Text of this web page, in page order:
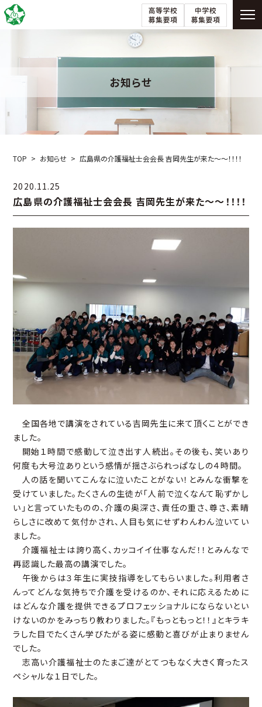
お知らせ
TOP お知らせ 広島県の介護福祉士会会長 吉岡先生が来た～～！！！！
2020.11.25
広島県の介護福祉士会会長 吉岡先生が来た～～！！！！
全国各地で講演をされている吉岡先生に来て頂くことができ
ました。
開始１時間で感動して泣き出す人続出。その後も、笑いあり
何度も大号泣ありという感情が揺さぶられっぱなしの４時間。
人の話を聞いてこんなに泣いたことがない！とみんな衝撃を
受けていました。たくさんの生徒が「人前で泣くなんて恥ずかし
い」と言っていたものの、介護の奥深さ、責任の重さ、尊さ、素晴
らしさに改めて気付かされ、人目も気にせずわんわん泣いてい
ました。
介護福祉士は誇り高く、カッコイイ仕事なんだ！！とみんなで
再認識した最高の講演でした。
午後からは３年生に実技指導をしてもらいました。利用者さ
んってどんな気持ちで介護を受けるのか、それに応えるために
はどんな介護を提供できるプロフェッショナルにならないとい
けないのかをみっちり教わりました。『もっともっと！！』とキラキ
ラした目でたくさん学びたがる姿に感動と喜びが止まりません
でした。
志高い介護福祉士のたまご達がとてつもなく大きく育ったス
ペシャルな１日でした。